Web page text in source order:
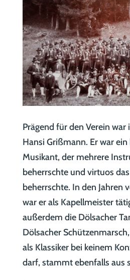
Prägend für den Verein war
Hansi Grißmann. Er war
Musikant, der mehrere
beherrschte und virtuos
beherrschte. In den Jahren
war er als Kapellmeister
außerdem die Dölsacher
Dölsacher
als Klassiker bei keinem
darf, stammt ebenfalls aus